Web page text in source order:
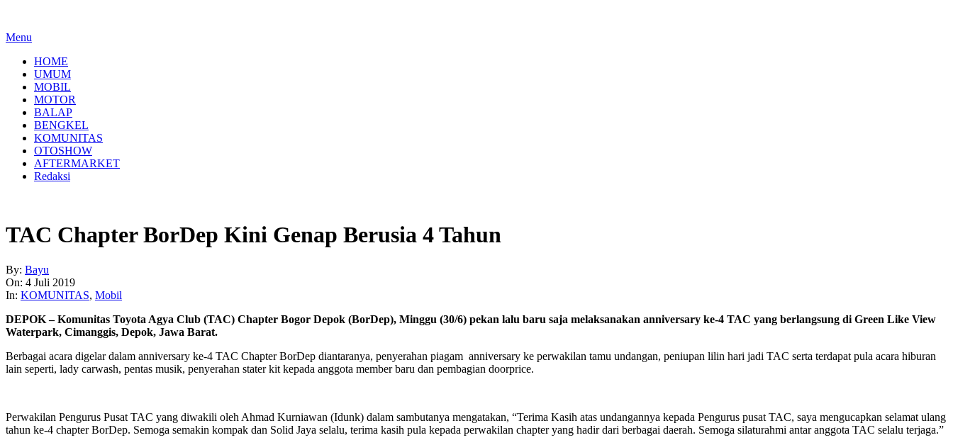
Menu
HOME
UMUM
MOBIL
MOTOR
BALAP
BENGKEL
KOMUNITAS
OTOSHOW
AFTERMARKET
Redaksi
TAC Chapter BorDep Kini Genap Berusia 4 Tahun
By: Bayu
On: 4 Juli 2019
In: KOMUNITAS, Mobil
DEPOK – Komunitas Toyota Agya Club (TAC) Chapter Bogor Depok (BorDep), Minggu (30/6) pekan lalu baru saja melaksanakan anniversary ke-4 TAC yang berlangsung di Green Like View
Waterpark, Cimanggis, Depok, Jawa Barat.
Berbagai acara digelar dalam anniversary ke-4 TAC Chapter BorDep diantaranya, penyerahan piagam anniversary ke perwakilan tamu undangan, peniupan lilin hari jadi TAC serta terdapat pula acara hiburan
lain seperti, lady carwash, pentas musik, penyerahan stater kit kepada anggota member baru dan pembagian doorprice.
Perwakilan Pengurus Pusat TAC yang diwakili oleh Ahmad Kurniawan (Idunk) dalam sambutanya mengatakan, “Terima Kasih atas undangannya kepada Pengurus pusat TAC, saya mengucapkan selamat ulang
tahun ke-4 chapter BorDep. Semoga semakin kompak dan Solid Jaya selalu, terima kasih pula kepada perwakilan chapter yang hadir dari berbagai daerah. Semoga silaturahmi antar anggota TAC selalu terjaga.”